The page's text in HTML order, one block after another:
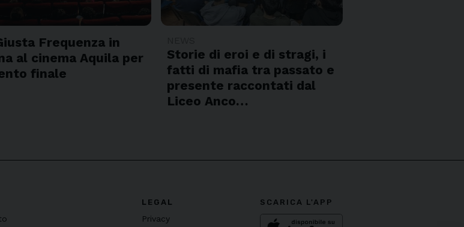
Frequenza in
al cinema Aquila per
finale
Storie di eroi e di stragi, i
fatti di mafia tra passato e
presente raccontati dal
Liceo Anco…
LEGAL
Privacy
SCARICA L'APP